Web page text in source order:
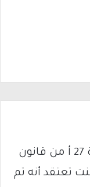
يتم الاستخدام المواد وفقًا للمادة 27 أ من قانون
2007، وإن كنت تعتقد أنه تم